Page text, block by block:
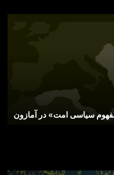
سیاسی امت» در آمازون